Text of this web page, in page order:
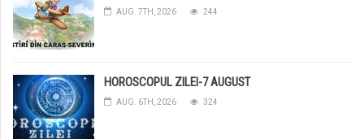
AUG. 7TH, 2026 244
HOROSCOPUL ZILEI-7 AUGUST
AUG. 6TH, 2026 324